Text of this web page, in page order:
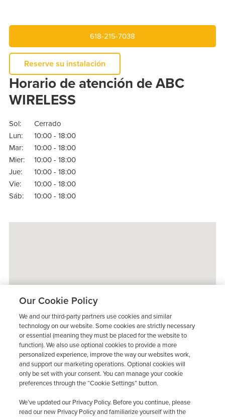
618-215-7038
Reserve su instalación
Horario de atención de ABC
WIRELESS
Sol:
Cerrado
Lun:
10:00 - 18:00
Mar:
10:00 - 18:00
Mier:
10:00 - 18:00
Jue:
10:00 - 18:00
Vie:
10:00 - 18:00
Sáb:
10:00 - 18:00
Our Cookie Policy
We and our third-party partners use cookies and similar
technology on our website. Some cookies are strictly necessary
or essential (meaning they must be placed for the website to
function). We also use optional cookies to provide a more
personalized experience, improve the way our websites work,
and support our marketing operations. Optional cookies will
only be set with your consent. You can manage your cookie
preferences through the “Cookie Settings” button.
We’ve updated our Privacy Policy. Before you continue, please
read our new Privacy Policy and familiarize yourself with the